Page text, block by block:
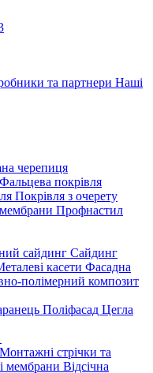
та партнери Наші
черепиця
Фальцева покрівля
Покрівля з очерету
Профнастил
сайдинг Сайдинг
касети Фасадна
полімерний композит
Поліфасад Цегла
Монтажні стрічки та
мембрани Відсічна